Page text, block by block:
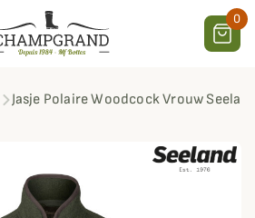
0
Jasje Polaire Woodcock Vrouw